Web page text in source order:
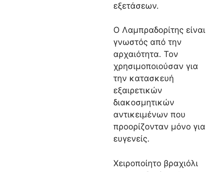
εξετάσεων.
Ο Λαμπραδορίτης είναι
γνωστός από την
αρχαιότητα. Τον
χρησιμοποιούσαν για
την κατασκευή
εξαιρετικών
διακοσμητικών
αντικειμένων που
προορίζονταν μόνο για
ευγενείς.
Χειροποίητο βραχιόλι